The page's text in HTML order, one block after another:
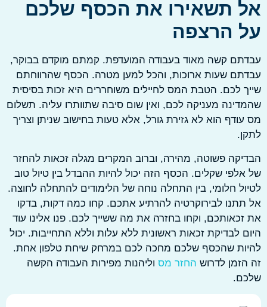
תשאירו את הכסף שלכם
הרצפה
קשה מאוד בעבודה המועדפת. קמתם מוקדם בבוקר,
שעות ארוכות, והכל למען מטרה. הכסף שהרווחתם
לכם. הטבת המס לחיילים משוחררים היא זכות בסיסית
מעניקה לכם, ואין שום סיבה שתוותרו עליה. תשלום
הוא לא גזירת גורל, אלא טעות בחישוב שניתן וצריך
פשוטה, מהירה, וברוב המקרים מגלה זכאות להחזר
שקלים. הכסף הזה יכול להיות ההבדל בין טיול טוב
חלומי, בין התחלה נוחה של הלימודים להתחלה לחוצה.
לבירוקרטיה להרתיע אתכם. קחו כמה דקות, בדקו
וקחו בחזרה את מה ששייך לכם. פנו אלינו עוד
לבדיקת זכאות ראשונית ללא עלות וללא התחייבות. יכול
שהכסף שלכם מחכה לכם במרחק שיחת טלפון אחת.
לדרושהחזר מסוליהנות מפירות העבודה הקשה